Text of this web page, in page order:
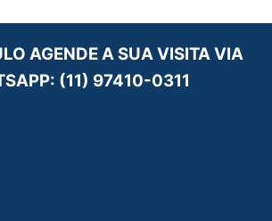
AGENDE A SUA VISITA VIA
(11) 97410-0311